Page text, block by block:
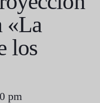
«La
los
pm